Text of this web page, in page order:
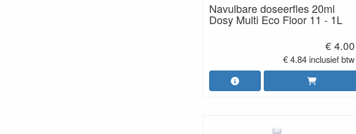
Navulbare doseerfles 20ml
Dosy Multi Eco Floor 11 - 1L
€ 4.00
€ 4.84 inclusief btw